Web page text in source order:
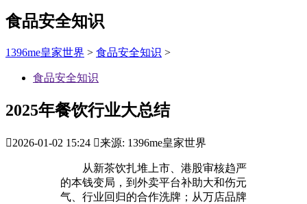
食品安全知识
1396me皇家世界 > 食品安全知识 >
食品安全知识
2025年餐饮行业大总结
2026-01-02 15:24 来源: 1396me皇家世界
从新茶饮扎堆上市、港股审核趋严
的本钱变局，到外卖平台补助大和伤元
气、行业回归的合作洗牌；从万店品牌